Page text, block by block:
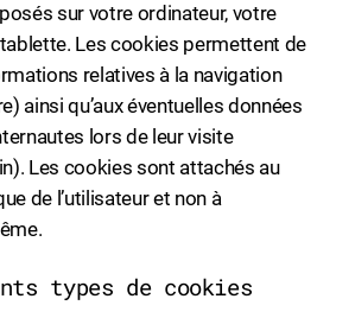
sur votre ordinateur, votre
Les cookies permettent de
relatives à la navigation
ainsi qu’aux éventuelles données
lors de leur visite
Les cookies sont attachés au
de l’utilisateur et non à
types de cookies